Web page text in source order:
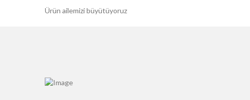
Ürün ailemizi büyütüyoruz